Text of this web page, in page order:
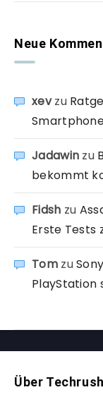
Neue
xevzu
Jadawin zu
bekommt
Fidsh zu
Erste Tests
Tomzu
PlayStation
Über Techrush